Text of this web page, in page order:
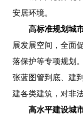
安居环境。
高标准规划城市
展发展空间，全面
落保护等专项规划。
张蓝图管到底、建
建各类建筑，对非
高水平建设城市